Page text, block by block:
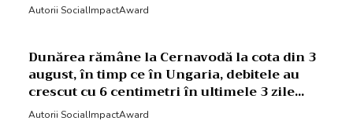
Autorii SocialImpactAward
Dunărea rămâne la Cernavodă la cota din 3
august, în timp ce în Ungaria, debitele au
crescut cu 6 centimetri în ultimele 3 zile...
Autorii SocialImpactAward